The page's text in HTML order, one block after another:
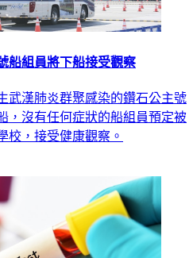
船組員將下船接受觀察
武漢肺炎群聚感染的鑽石公主號
，沒有任何症狀的船組員預定被
校，接受健康觀察。